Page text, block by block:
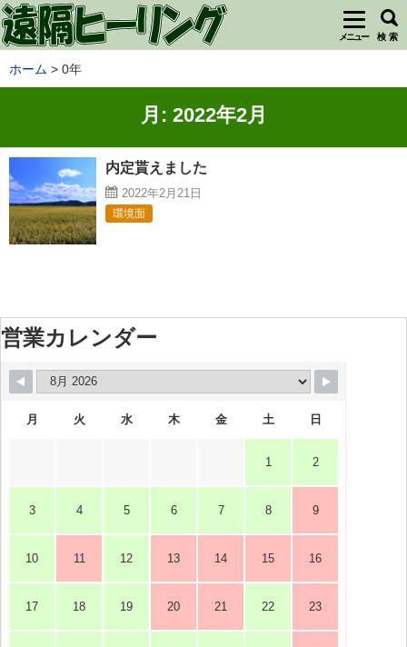
メニュー 検 索
ホーム 0年
月: 2022年2月
内定貰えました
2022年2月21日
環境面
営業カレンダー
月 火 水 木 金 土 日
1 2
3 4 5 6 7 8 9
10 11 12 13 14 15 16
17 18 19 20 21 22 23